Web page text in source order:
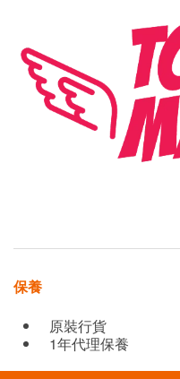
保養
原裝行貨
1年代理保養